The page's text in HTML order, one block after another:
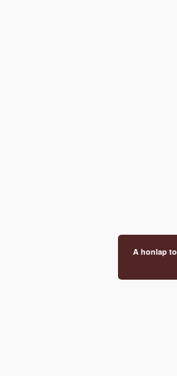
A honlap